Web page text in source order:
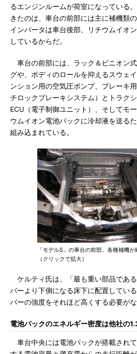
るエンジンルームが荷室になっている
きたのは、車台の前部には主に補機類
インバータは車台後部、リチウムイオ
しているからだ。
車台の前部には、ラック＆ピニオン
グや、ボディのロールを抑えるスウェ
ンション用の空気圧ポンプ、ブレーキ
チロックブレーキシステム）とトラク
ECU（電子制御ユニット）、そしてモ
ウムイオン電池パックに冷却液を送る
組み込まれている。
「モデルS」の車台の前部。各種補機が
（クリックで拡大）
ケルティ氏は、「最も重い部品であ
バーより下側になる床下に配置してい
バーの強度をそれほど高くする必要がな
電池パックのエネルギー密度は他社の
車台中央には電池パックが搭載され